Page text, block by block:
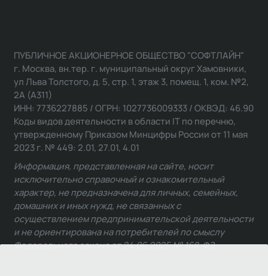
ПУБЛИЧНОЕ АКЦИОНЕРНОЕ ОБЩЕСТВО "СОФТЛАЙН"
г. Москва, вн.тер. г. муниципальный округ Хамовники,
ул Льва Толстого, д. 5, стр. 1, этаж 3, помещ. 1, ком. №2,
2А (А311)
ИНН: 7736227885 / ОГРН: 1027736009333 / ОКВЭД: 46.90
Коды видов деятельности в области IT по перечню,
утвержденному Приказом Минцифры России от 11 мая
2023 г. № 449: 2.01, 27.01, 4.01
Информация, представленная на сайте, носит
исключительно справочный и ознакомительный
характер, не предназначена для личных, семейных,
домашних и иных нужд, не связанных с
осуществлением предпринимательской деятельности
и не ориентирована на потребителей по смыслу
Федерального закона от 24.06.2025 № 168-ФЗ.